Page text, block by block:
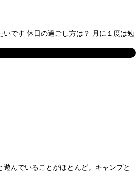
です 休日の過ごし方は？ 月に１度は勉
んでいることがほとんど。キャンプと